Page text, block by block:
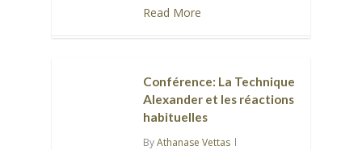
Read More
Conférence: La Technique
Alexander et les réactions
habituelles
ByAthanase Vettas